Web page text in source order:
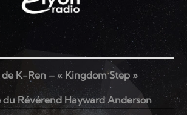
K-Ren – « Kingdom Step »
du Révérend Hayward Anderson